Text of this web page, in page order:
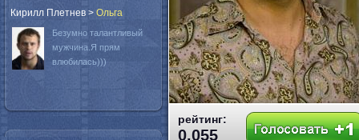
рейтинг:
0.055
Кирилл Плетнев > Oльга
Безумно талантливый
мужчина.Я прям
влюбилась)))